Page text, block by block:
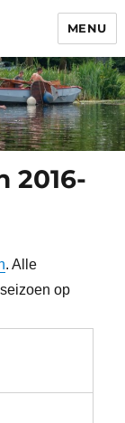
MENU
2016-
. Alle
op